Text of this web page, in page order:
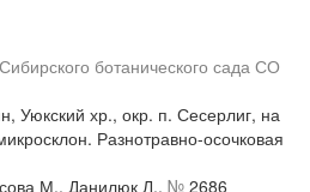
ботанического сада СО
Уюкский хр., окр. п. Сесерлиг, на
Разнотравно-осочковая
М., Данилюк Л., № 2686